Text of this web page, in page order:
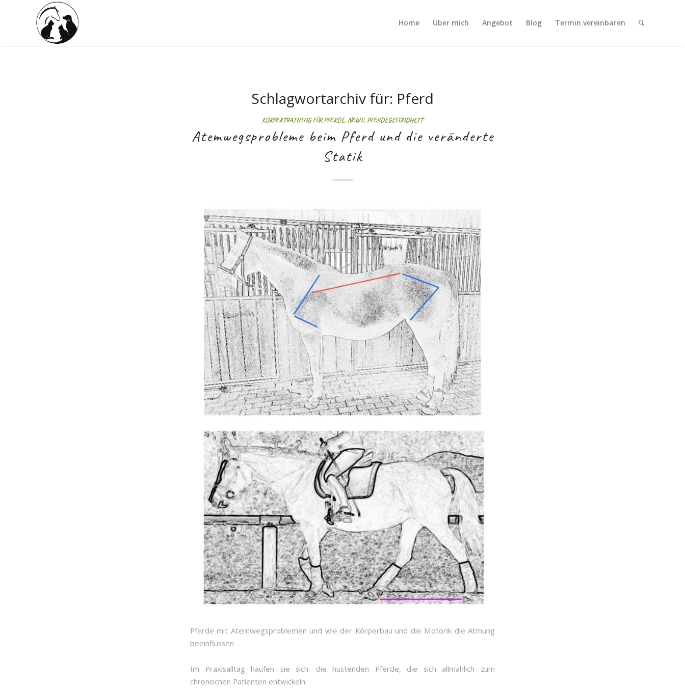
Home Über mich Angebot Blog Termin vereinbaren
Schlagwortarchiv für: Pferd
KÖRPERTRAINING FÜR PFERDE, NEWS, PFERDEGESUNDHEIT
Atemwegsprobleme beim Pferd und die veränderte
Statik
Pferde mit Atemwegsproblemen und wie der Körperbau und die Motorik die Atmung
beeinflussen
Im Praxisalltag häufen sie sich: die hustenden Pferde, die sich allmählich zum
chronischen Patienten entwickeln.